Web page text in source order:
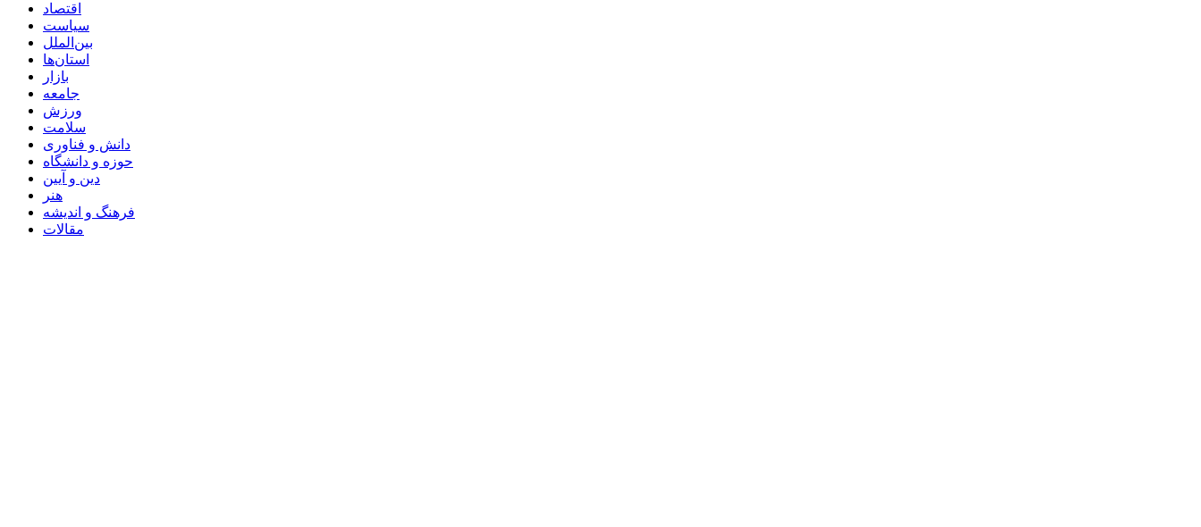
اقتصاد
سیاست
بین‌الملل
استان‌ها
بازار
جامعه
ورزش
سلامت
دانش و فناوری
حوزه و دانشگاه
دین و آیین
هنر
فرهنگ و اندیشه
مقالات